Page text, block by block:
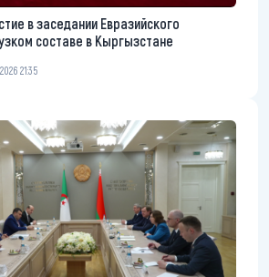
в заседании Евразийского
составе в Кыргызстане
21:35